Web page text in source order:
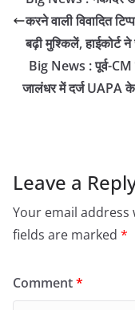
करने वाली विवादित
बढ़ी मुश्किलें, हाईकोर्ट
Big News : पूर्व-CM
जालंधर में दर्ज UAPA
Leave a
Your email
fields are marked *
Comment*